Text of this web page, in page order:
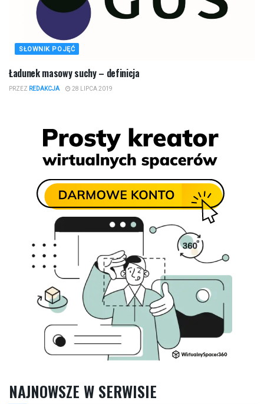
SŁOWNIK POJĘĆ
Ładunek masowy suchy – definicja
PRZEZ REDAKCJA 28 LIPCA 2019
NAJNOWSZE W SERWISIE